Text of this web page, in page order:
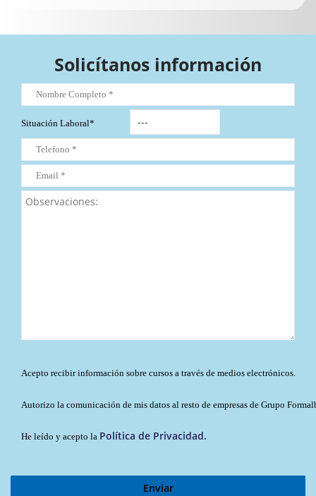
Solicítanos información
Situación Laboral*
Acepto recibir información sobre cursos a través de medios electrónicos.
Autorizo la comunicación de mis datos al resto de empresas de Grupo
He leído y acepto la Política de Privacidad.